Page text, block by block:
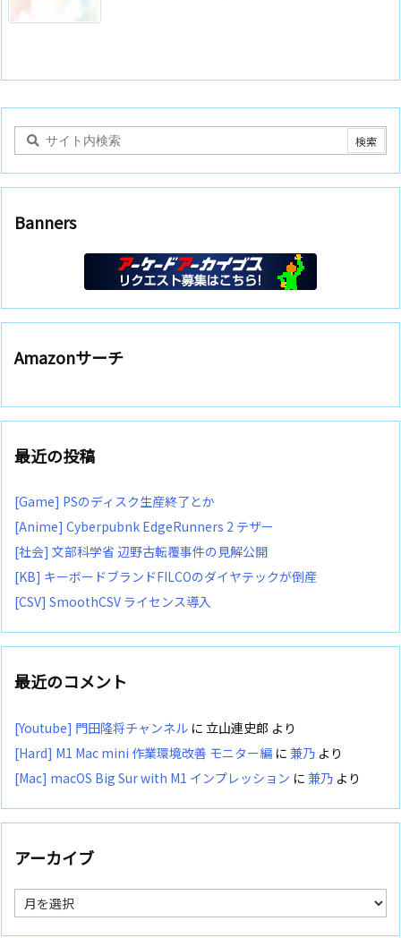
Banners
Amazonサーチ
最近の投稿
[Game] PSのディスク生産終了とか
[Anime] Cyberpubnk EdgeRunners 2 テザー
[社会] 文部科学省 辺野古転覆事件の見解公開
[KB] キーボードブランドFILCOのダイヤテックが倒産
[CSV] SmoothCSV ライセンス導入
最近のコメント
[Youtube] 門田隆将チャンネル に 立山連史郎 より
[Hard] M1 Mac mini 作業環境改善 モニター編 に 兼乃 より
[Mac] macOS Big Sur with M1 インプレッション に 兼乃 より
アーカイブ
ア
ー
カ